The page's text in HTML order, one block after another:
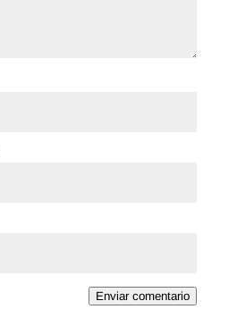
Enviar comentario